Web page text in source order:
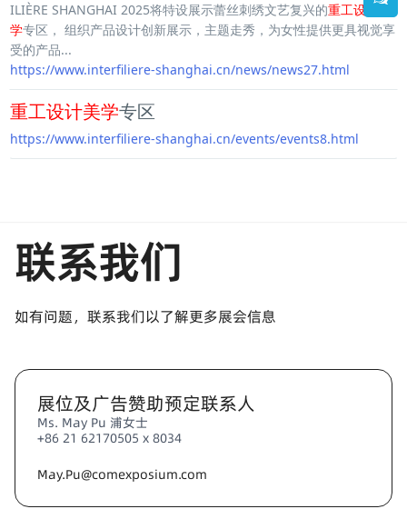
ILIÈRE SHANGHAI 2025将特设展示蕾丝刺绣文艺复兴的重工设计美
学专区， 组织产品设计创新展示，主题走秀，为女性提供更具视觉享
受的产品...
https://www.interfiliere-shanghai.cn/news/news27.html
重工设计美学专区
https://www.interfiliere-shanghai.cn/events/events8.html
联系我们
如有问题，联系我们以了解更多展会信息
展位及广告赞助预定联系人
Ms. May Pu 浦女士
+86 21 62170505 x 8034
May.Pu@comexposium.com